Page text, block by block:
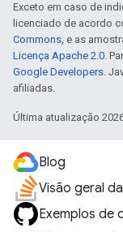
Exceto em caso de
licenciado de acordo
Commons, e as
Licença Apache 2.0.
Google Developers.
afiliadas.
Última atualização
Blog
Visão geral
Exemplos de